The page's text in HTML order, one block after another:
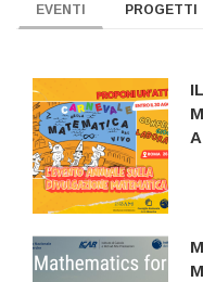
EVENTI PROGETTI